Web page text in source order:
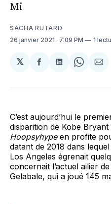
Mi
SACHA RUTARD
26 janvier 2021 . 7:09 PM 1
𝕏
Partager
Facebook
Partager
LinkedIn
Share
C’est aujourd’hui le
disparition de Kobe
Hoopsyhypeen profite
datant de 2018 dans
Los Angeles égrenait
concernait l’actuel ailier
Gelabale, qui a joué 145